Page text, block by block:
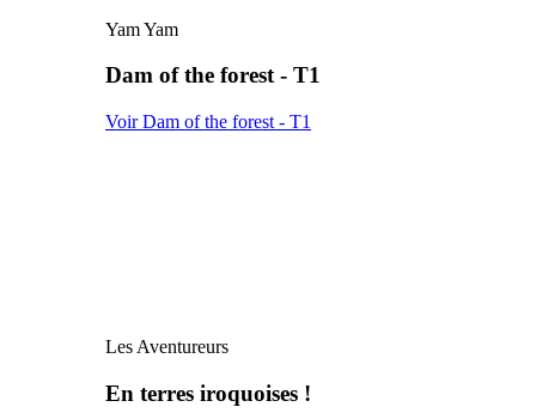
Yam Yam
Dam of the forest - T1
Voir Dam of the forest - T1
Les Aventureurs
En terres iroquoises !